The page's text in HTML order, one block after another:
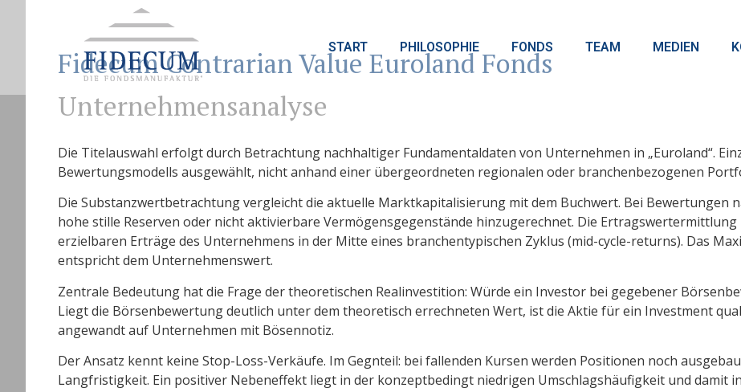
START PHILOSOPHIE FONDS TEAM MEDIEN
Fidecum Contrarian Value Euroland Fonds
Unternehmensanalyse
Die Titelauswahl erfolgt durch Betrachtung nachhaltiger Fundamentaldaten von Unternehmen in „Euroland“.
Bewertungsmodells ausgewählt, nicht anhand einer übergeordneten regionalen oder branchenbezogenen
Die Substanzwertbetrachtung vergleicht die aktuelle Marktkapitalisierung mit dem Buchwert. Bei Bewertungen
hohe stille Reserven oder nicht aktivierbare Vermögensgegenstände hinzugerechnet. Die
erzielbaren Erträge des Unternehmens in der Mitte eines branchentypischen Zyklus (mid-cycle-returns). Das
entspricht dem Unternehmenswert.
Zentrale Bedeutung hat die Frage der theoretischen Realinvestition: Würde ein Investor bei gegebener
Liegt die Börsenbewertung deutlich unter dem theoretisch errechneten Wert, ist die Aktie für ein Investment
angewandt auf Unternehmen mit Bösennotiz.
Der Ansatz kennt keine Stop-Loss-Verkäufe. Im Gegnteil: bei fallenden Kursen werden Positionen noch
Langfristigkeit. Ein positiver Nebeneffekt liegt in der konzeptbedingt niedrigen Umschlagshäufigkeit und damit